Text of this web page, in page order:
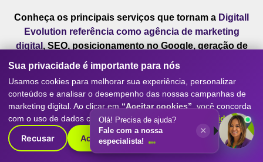
Conheça os principais serviços que tornam a Digitall
Evolution referência como agência de marketing
digital , SEO, posicionamento no Google, geração de
leads e resultados reais para empresas de todos os
portes.
Sua privacidade é importante para nós
Usamos cookies para melhorar sua experiência, personalizar
conteúdos e analisar o desempenho das nossas campanhas de
marketing digital. Ao clicar em “Aceitar cookies” , você concorda
com o uso de dados conforme nossaPolítica de Privacidade.
Recusar Aceitar cookies
Olá! Precisa de ajuda?
Fale com a nossa
especialista!
×